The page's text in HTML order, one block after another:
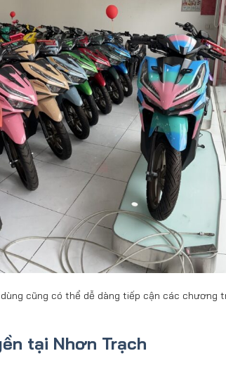
cũng có thể dễ dàng tiếp cận các chương
tại Nhơn Trạch